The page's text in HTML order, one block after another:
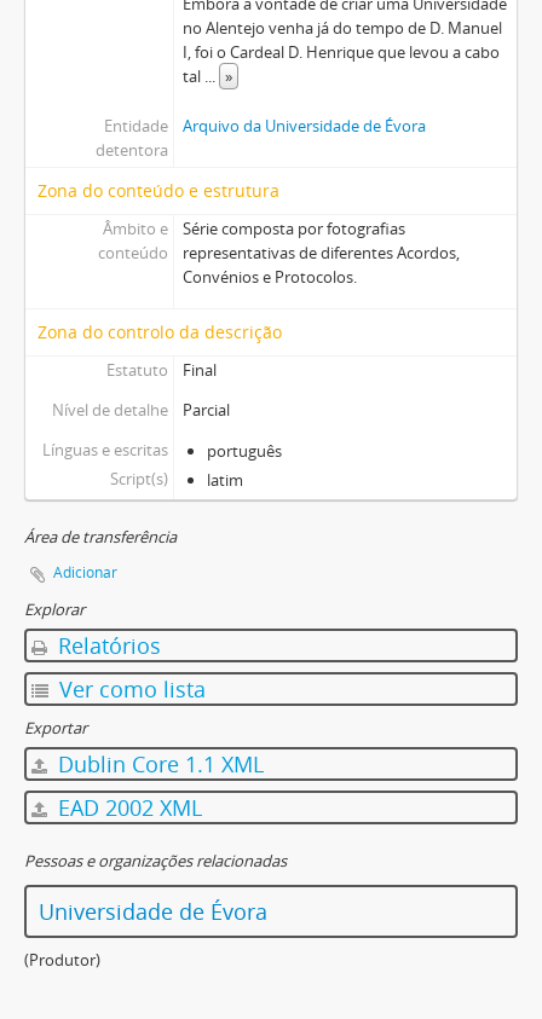
no Alentejo venha já do tempo de D. Manuel
I, foi o Cardeal D. Henrique que levou a cabo
tal ... »
Entidade
detentora
Arquivo da Universidade de Évora
Zona do conteúdo e estrutura
Âmbito e
conteúdo
Série composta por fotografias
representativas de diferentes Acordos,
Convénios e Protocolos.
Zona do controlo da descrição
Estatuto
Final
Nível de detalhe
Parcial
Línguas e escritas
português
Script(s)
latim
Área de transferência
Adicionar
Explorar
Relatórios
Ver como lista
Exportar
Dublin Core 1.1 XML
EAD 2002 XML
Pessoas e organizações relacionadas
Universidade de Évora
(Produtor)